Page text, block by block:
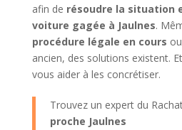
afin de résoudre la situation
voiture gagée à Jaulnes.
procédure légale en cours
ancien, des solutions existent.
vous aider à les concrétiser.
Trouvez un expert du
proche Jaulnes